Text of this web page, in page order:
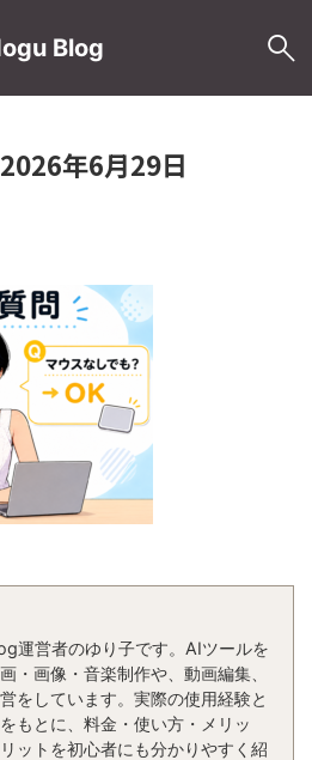
Blog
年6月29日
運営者のゆり子です。AIツールを
・画像・音楽制作や、動画編集、
をしています。実際の使用経験と
もとに、料金・使い方・メリッ
リットを初心者にも分かりやすく紹